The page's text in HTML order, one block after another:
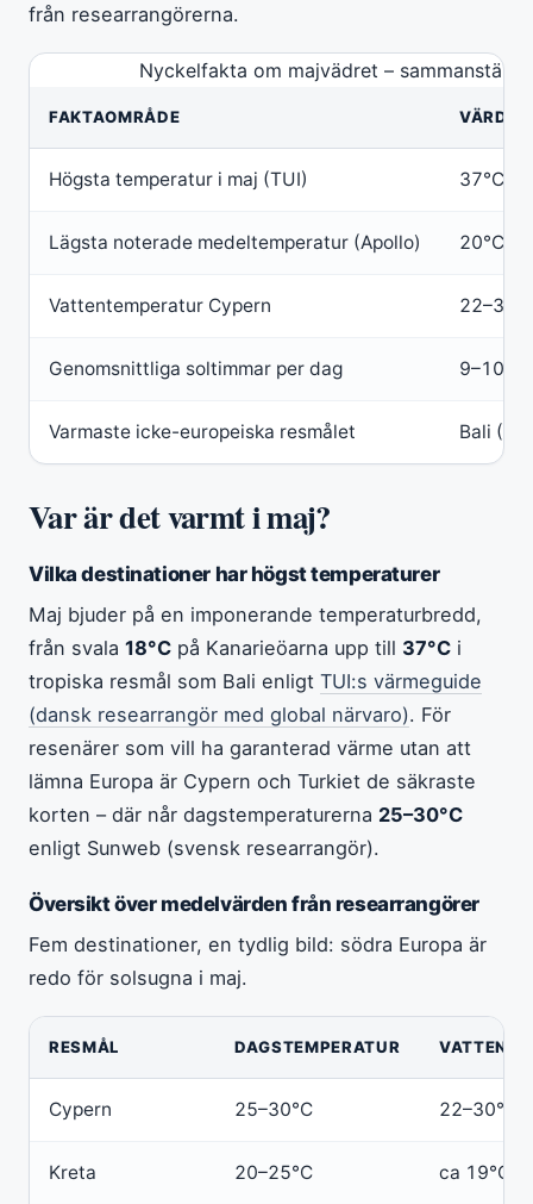
från researrangörerna.
Nyckelfakta om majvädret –
FAKTAOMRÅDE VÄRDE
Högsta temperatur i maj (TUI) 37°C
Lägsta noterade medeltemperatur (Apollo) 20°C
Vattentemperatur Cypern
Genomsnittliga soltimmar per dag 9–10
Varmaste icke-europeiska resmålet Bali
Var är det varmt i maj?
Vilka destinationer har högst temperaturer
Maj bjuder på en imponerande temperaturbredd,
från svala 18°C på Kanarieöarna upp till 37°C i
tropiska resmål som Bali enligt TUI:s värmeguide
(dansk researrangör med global närvaro). För
resenärer som vill ha garanterad värme utan att
lämna Europa är Cypern och Turkiet de säkraste
korten – där når dagstemperaturerna 25–30°C
enligt Sunweb (svensk researrangör).
Översikt över medelvärden från researrangörer
Fem destinationer, en tydlig bild: södra Europa är
redo för solsugna i maj.
RESMÅL DAGSTEMPERATUR
Cypern 25–30°C 22–30°C
Kreta 20–25°C ca 19°C